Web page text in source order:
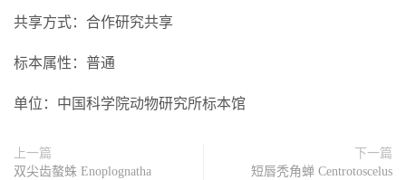
共享方式：合作研究共享
标本属性：普通
单位：中国科学院动物研究所标本馆
上一篇
双尖齿螯蛛 Enoplognatha
下一篇
短唇秃角蝉 Centrotoscelus